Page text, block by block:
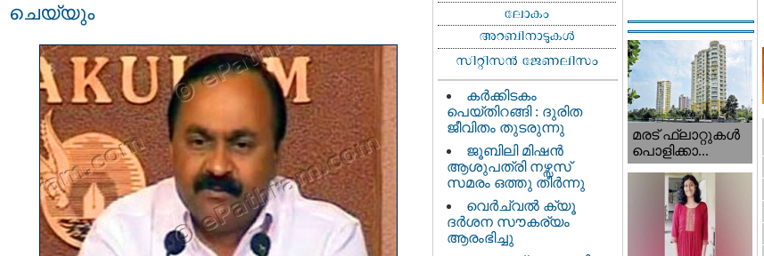
ചെയ്യും
കർക്കിടകം
പെയ്തിറങ്ങി : ദുരിത
ജീവിതം തുടരുന്നു
ജൂബിലി മിഷൻ
ആശുപത്രി നഴ്സസ്
സമരം ഒത്തു തീർന്നു
വെര്‍ച്വല്‍ ക്യൂ
ദര്‍ശന സൗകര്യം
ആരംഭിച്ചു
മരട് ഫ്ലാറ്റുകൾ
പൊളിക്കാ...